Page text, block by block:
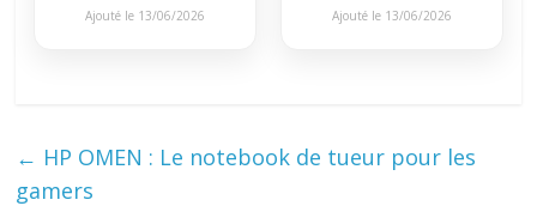
Ajouté le 13/06/2026 Ajouté le 13/06/2026
← HP OMEN : Le notebook de tueur pour les
gamers